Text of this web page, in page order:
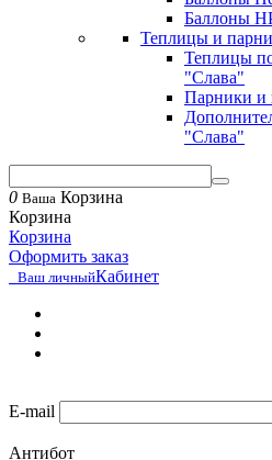
Баллоны
Теплицы и
Теплицы
"Слава"
Парники и
"Слава"
0 Ваша Корзина
Корзина
Корзина
Оформить заказ
Ваш личныйКабинет
E-mail
Антибот